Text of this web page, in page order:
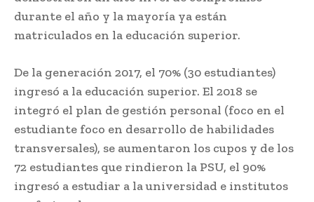
durante el año y la mayoría ya están
matriculados en la educación superior.
De la generación 2017, el 70% (30 estudiantes)
ingresó a la educación superior. El 2018 se
integró el plan de gestión personal (foco en el
estudiante foco en desarrollo de habilidades
transversales), se aumentaron los cupos y de los
72 estudiantes que rindieron la PSU, el 90%
ingresó a estudiar a la universidad e institutos